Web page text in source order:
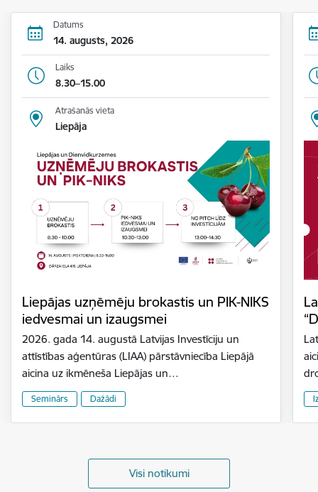
Datums
14. augusts, 2026
Laiks
8.30–15.00
Atrašanās vieta
Liepāja
Liepājas uzņēmēju brokastis un PIK-NIKS
iedvesmai un izaugsmei
2026. gada 14. augustā Latvijas Investīciju un
attīstības aģentūras (LIAA) pārstāvniecība Liepājā
aicina uz ikmēneša Liepājas un…
Seminārs Dažādi
Visi notikumi